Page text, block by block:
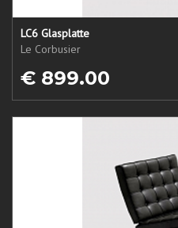
LC6 Glasplatte
Le Corbusier
€ 899.00